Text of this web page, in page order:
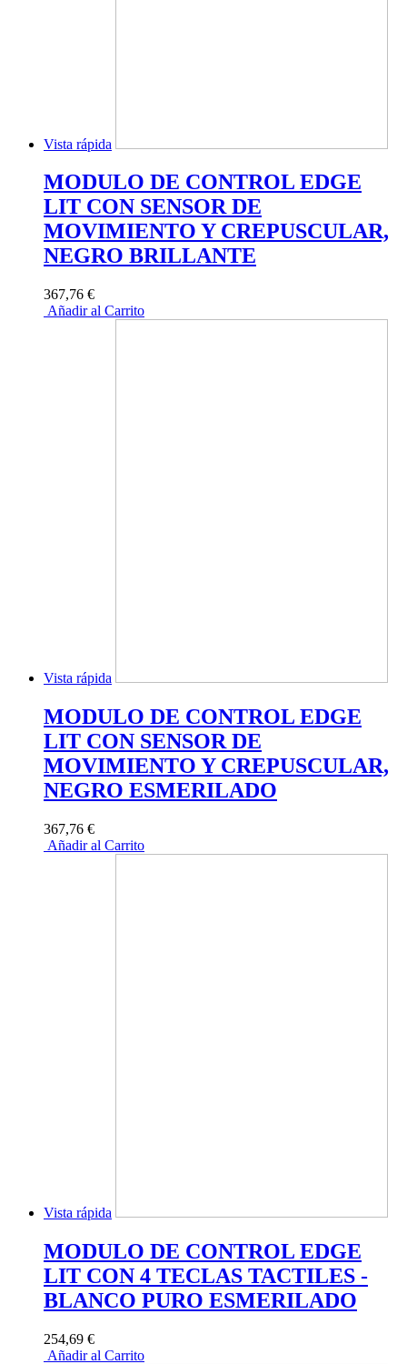
Vista rápida
MODULO DE CONTROL EDGE
LIT CON SENSOR DE
MOVIMIENTO Y CREPUSCULAR,
NEGRO BRILLANTE
367,76 €
Añadir al Carrito
Vista rápida
MODULO DE CONTROL EDGE
LIT CON SENSOR DE
MOVIMIENTO Y CREPUSCULAR,
NEGRO ESMERILADO
367,76 €
Añadir al Carrito
Vista rápida
MODULO DE CONTROL EDGE
LIT CON 4 TECLAS TACTILES -
BLANCO PURO ESMERILADO
254,69 €
Añadir al Carrito